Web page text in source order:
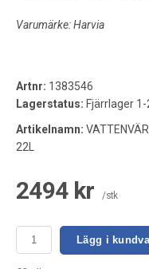
Varumärke:Harvia
Artnr: 1383546
Lagerstatus: Fjärrlager
Artikelnamn:
22L
2494 kr /stk
Lägg i